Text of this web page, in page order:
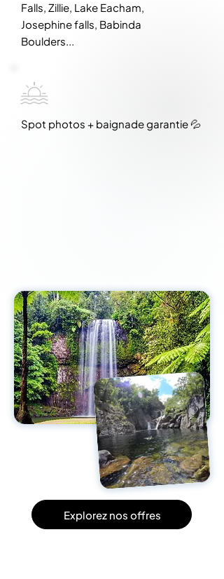
Falls, Zillie, Lake Eacham,
Josephine falls, Babinda
Boulders...
Spot photos + baignade garantie 💦
Explorez nos offres